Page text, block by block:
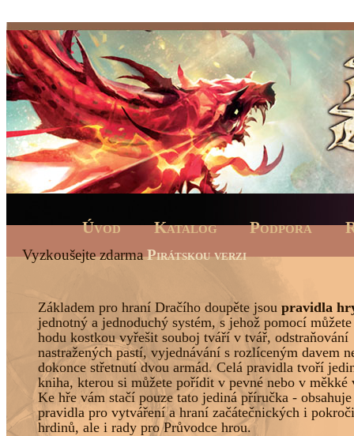
Úvod Katalog Podpora
Vyzkoušejte zdarmaPirátskou verzi
Základem pro hraní Dračího doupěte jsou pravidla
jednotný a jednoduchý systém, s jehož pomocí
hodu kostkou vyřešit souboj tváří v tvář, odstraňování
nastražených pastí, vyjednávání s rozlíceným davem
dokonce střetnutí dvou armád. Celá pravidla tvoří
kniha, kterou si můžete pořídit v pevné nebo v měkké
Ke hře vám stačí pouze tato jediná příručka -
pravidla pro vytváření a hraní začátečnických i
hrdinů, ale i rady pro Průvodce hrou.